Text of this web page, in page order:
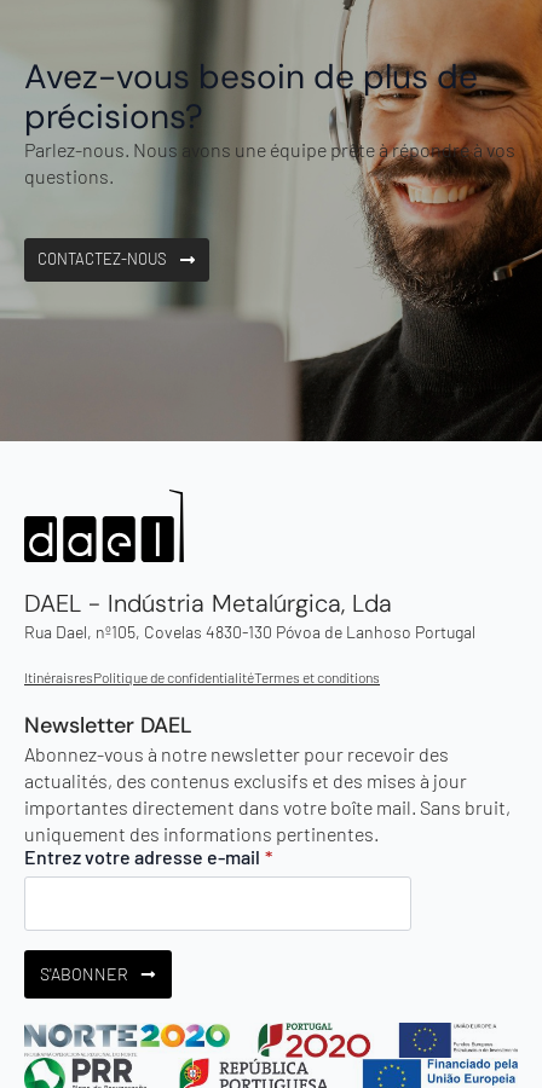
Avez-vous besoin de plus de
précisions?
Parlez-nous. Nous avons une équipe prête à répondre à vos
questions.
CONTACTEZ-NOUS
DAEL - Indústria Metalúrgica, Lda
Rua Dael, nº105, Covelas 4830-130 Póvoa de Lanhoso Portugal
ItinéraisresPolitique de confidentialitéTermes et conditions
Newsletter DAEL
Abonnez-vous à notre newsletter pour recevoir des
actualités, des contenus exclusifs et des mises à jour
importantes directement dans votre boîte mail. Sans bruit,
uniquement des informations pertinentes.
Entrez votre adresse e-mail *
S'ABONNER